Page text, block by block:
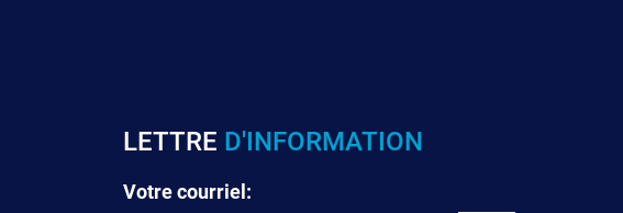
LETTRE D'INFORMATION
Votre courriel: